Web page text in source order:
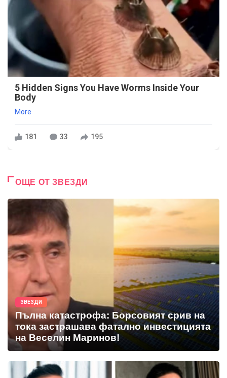
5 Hidden Signs You Have Worms Inside Your
Body
More
181 33 195
ОЩЕ ОТ ЗВЕЗДИ
ЗВЕЗДИ
Пълна катастрофа: Борсовият срив на
тока застрашава фатално инвестицията
на Веселин Маринов!